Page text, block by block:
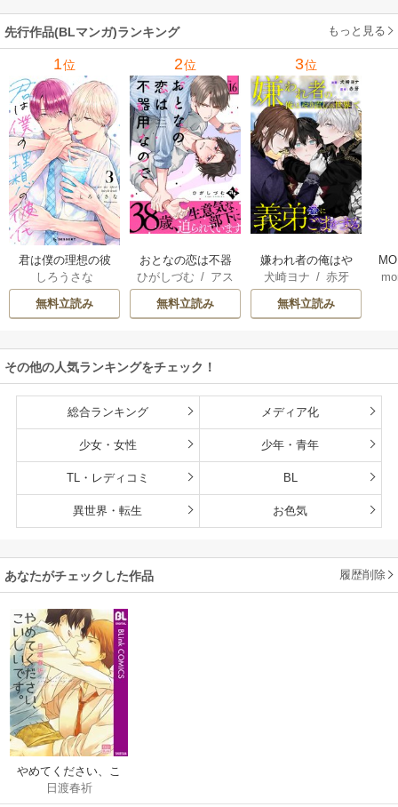
先行作品(BLマンガ)ランキング もっと見る
1位
君は僕の理想の彼
氏
しろうさな
無料立読み
2位
おとなの恋は不器
用なので
ひがしづむ / アス
ティル編集部
無料立読み
3位
嫌われ者の俺はや
り直しの世界で義
弟達にごまをする
（分冊版）
犬崎ヨナ / 赤牙
無料立読み
その他の人気ランキングをチェック！
総合ランキング メディア化
少女・女性 少年・青年
TL・レディコミ BL
異世界・転生 お色気
あなたがチェックした作品 履歴削除
やめてください、こ
いしいです。【特典
日渡春祈